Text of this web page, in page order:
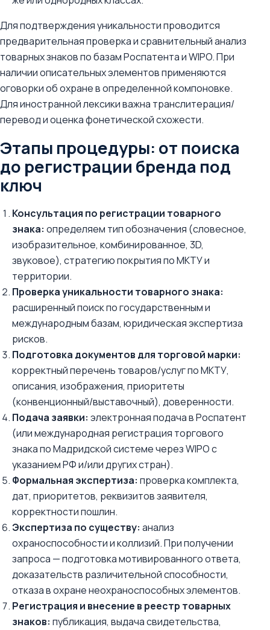
Для подтверждения уникальности проводится
предварительная проверка и сравнительный анализ
товарных знаков по базам Роспатента и WIPO. При
наличии описательных элементов применяются
оговорки об охране в определенной компоновке.
Для иностранной лексики важна транслитерация/
перевод и оценка фонетической схожести.
Этапы процедуры: от поиска
до регистрации бренда под
ключ
Консультация по регистрации товарного
знака: определяем тип обозначения (словесное,
изобразительное, комбинированное, 3D,
звуковое), стратегию покрытия по МКТУ и
территории.
Проверка уникальности товарного знака:
расширенный поиск по государственным и
международным базам, юридическая экспертиза
рисков.
Подготовка документов для торговой марки:
корректный перечень товаров/услуг по МКТУ,
описания, изображения, приоритеты
(конвенционный/выставочный), доверенности.
Подача заявки: электронная подача в Роспатент
(или международная регистрация торгового
знака по Мадридской системе через WIPO с
указанием РФ и/или других стран).
Формальная экспертиза: проверка комплекта,
дат, приоритетов, реквизитов заявителя,
корректности пошлин.
Экспертиза по существу: анализ
охраноспособности и коллизий. При получении
запроса — подготовка мотивированного ответа,
доказательств различительной способности,
отказа в охране неохраноспособных элементов.
Регистрация и внесение в реестр товарных
знаков: публикация, выдача свидетельства,